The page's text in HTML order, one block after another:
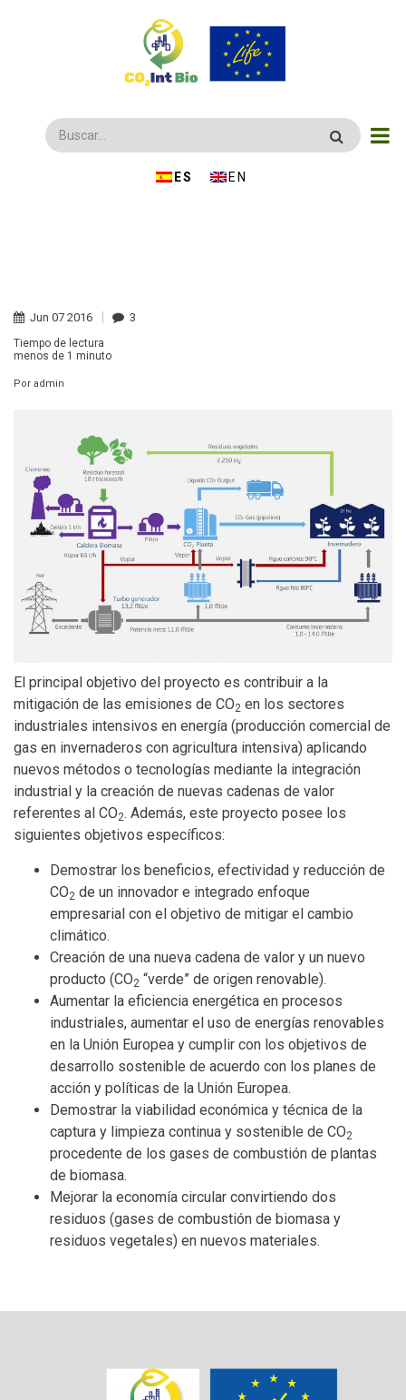
Buscar
ESPAÑOLENGLISH
Jun 07 2016 3
Tiempo de lectura
menos de 1 minuto
Por admin
El principal objetivo del proyecto es contribuir a la
mitigación de las emisiones de CO2 en los sectores
industriales intensivos en energía (producción comercial de
gas en invernaderos con agricultura intensiva) aplicando
nuevos métodos o tecnologías mediante la integración
industrial y la creación de nuevas cadenas de valor
referentes al CO2. Además, este proyecto posee los
siguientes objetivos específicos:
Demostrar los beneficios, efectividad y reducción de
CO2 de un innovador e integrado enfoque
empresarial con el objetivo de mitigar el cambio
climático.
Creación de una nueva cadena de valor y un nuevo
producto (CO2 “verde” de origen renovable).
Aumentar la eficiencia energética en procesos
industriales, aumentar el uso de energías renovables
en la Unión Europea y cumplir con los objetivos de
desarrollo sostenible de acuerdo con los planes de
acción y políticas de la Unión Europea.
Demostrar la viabilidad económica y técnica de la
captura y limpieza continua y sostenible de CO2
procedente de los gases de combustión de plantas
de biomasa.
Mejorar la economía circular convirtiendo dos
residuos (gases de combustión de biomasa y
residuos vegetales) en nuevos materiales.